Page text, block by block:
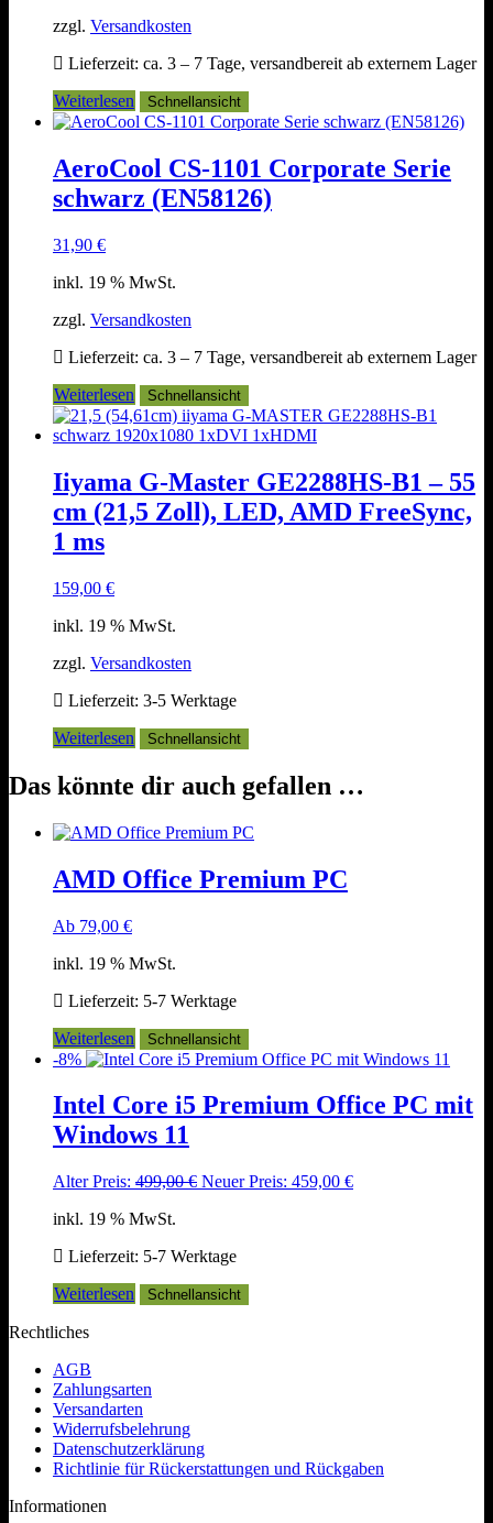
zzgl. Versandkosten
Lieferzeit: ca. 3 – 7 Tage, versandbereit ab externem Lager
Weiterlesen
Schnellansicht
AeroCool CS-1101 Corporate Serie
schwarz (EN58126)
31,90 €
inkl. 19 % MwSt.
zzgl. Versandkosten
Lieferzeit: ca. 3 – 7 Tage, versandbereit ab externem Lager
Weiterlesen
Schnellansicht
Iiyama G-Master GE2288HS-B1 – 55
cm (21,5 Zoll), LED, AMD FreeSync,
1 ms
159,00 €
inkl. 19 % MwSt.
zzgl. Versandkosten
Lieferzeit: 3-5 Werktage
Weiterlesen
Schnellansicht
Das könnte dir auch gefallen …
AMD Office Premium PC
Ab 79,00 €
inkl. 19 % MwSt.
Lieferzeit: 5-7 Werktage
Weiterlesen
Schnellansicht
-8%
Intel Core i5 Premium Office PC mit
Windows 11
Alter Preis: 499,00€ Ursprünglicher
Neuer Preis: 459,00 €Aktueller
inkl. 19 % MwSt.
Lieferzeit: 5-7 Werktage
Weiterlesen
Schnellansicht
Rechtliches
AGB
Zahlungsarten
Versandarten
Widerrufsbelehrung
Datenschutzerklärung
Richtlinie für Rückerstattungen und Rückgaben
Informationen